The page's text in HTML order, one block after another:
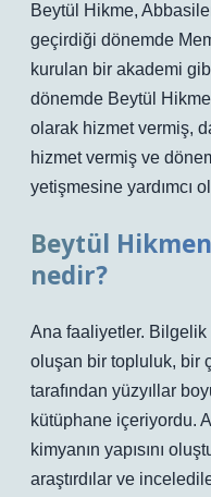
Beytül Hikme,
geçirdiği dönemde
kurulan bir akademi
dönemde Beytül
olarak hizmet vermiş,
hizmet vermiş ve
yetişmesine yardımcı
Beytül
nedir?
Ana faaliyetler.
oluşan bir topluluk, bir
tarafından yüzyıllar
kütüphane içeriyordu.
kimyanın yapısını
araştırdılar ve